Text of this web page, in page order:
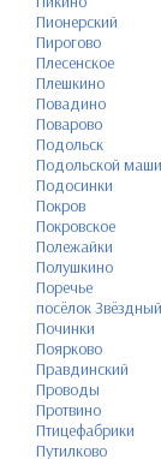
Пионерский
Пирогово
Плесенское
Плешкино
Повадино
Поварово
Подольск
Подольской
Подосинки
Покров
Покровское
Полежайки
Полушкино
Поречье
посёлок Звёздный
Починки
Поярково
Правдинский
Проводы
Протвино
Птицефабрики
Путилково